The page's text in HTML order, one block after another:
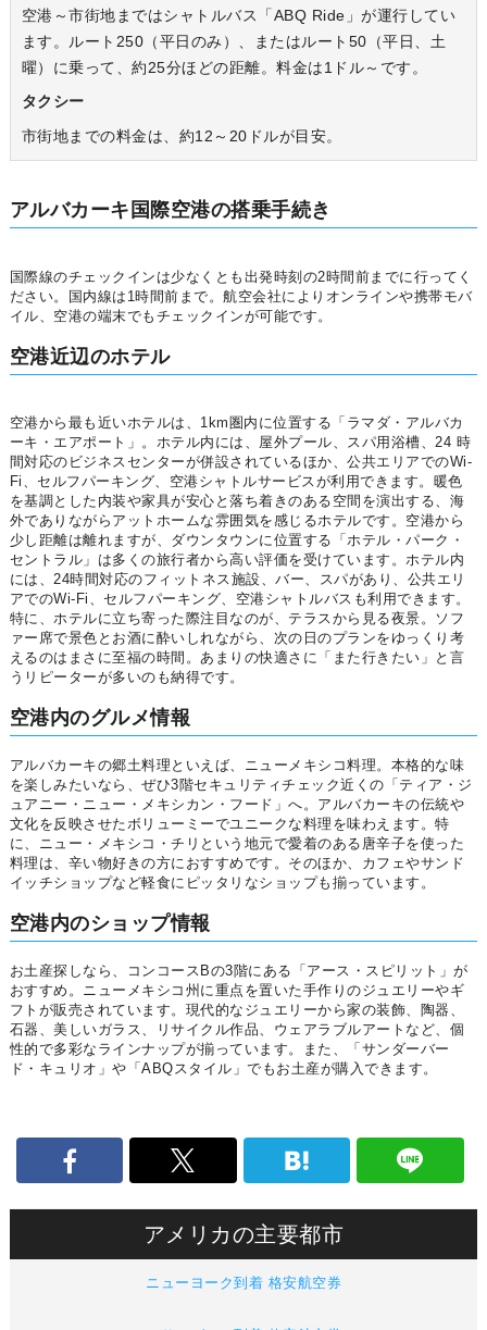
空港～市街地まではシャトルバス「ABQ Ride」が運行してい
ます。ルート250（平日のみ）、またはルート50（平日、土
曜）に乗って、約25分ほどの距離。料金は1ドル～です。
タクシー
市街地までの料金は、約12～20ドルが目安。
アルバカーキ国際空港の搭乗手続き
国際線のチェックインは少なくとも出発時刻の2時間前までに行ってく
ださい。国内線は1時間前まで。航空会社によりオンラインや携帯モバ
イル、空港の端末でもチェックインが可能です。
空港近辺のホテル
空港から最も近いホテルは、1km圏内に位置する「ラマダ・アルバカ
ーキ・エアポート」。ホテル内には、屋外プール、スパ用浴槽、24 時
間対応のビジネスセンターが併設されているほか、公共エリアでのWi-
Fi、セルフパーキング、空港シャトルサービスが利用できます。暖色
を基調とした内装や家具が安心と落ち着きのある空間を演出する、海
外でありながらアットホームな雰囲気を感じるホテルです。空港から
少し距離は離れますが、ダウンタウンに位置する「ホテル・パーク・
セントラル」は多くの旅行者から高い評価を受けています。ホテル内
には、24時間対応のフィットネス施設、バー、スパがあり、公共エリ
アでのWi-Fi、セルフパーキング、空港シャトルバスも利用できます。
特に、ホテルに立ち寄った際注目なのが、テラスから見る夜景。ソフ
ァー席で景色とお酒に酔いしれながら、次の日のプランをゆっくり考
えるのはまさに至福の時間。あまりの快適さに「また行きたい」と言
うリピーターが多いのも納得です。
空港内のグルメ情報
アルバカーキの郷土料理といえば、ニューメキシコ料理。本格的な味
を楽しみたいなら、ぜひ3階セキュリティチェック近くの「ティア・ジ
ュアニー・ニュー・メキシカン・フード」へ。アルバカーキの伝統や
文化を反映させたボリューミーでユニークな料理を味わえます。特
に、ニュー・メキシコ・チリという地元で愛着のある唐辛子を使った
料理は、辛い物好きの方におすすめです。そのほか、カフェやサンド
イッチショップなど軽食にピッタリなショップも揃っています。
空港内のショップ情報
お土産探しなら、コンコースBの3階にある「アース・スピリット」が
おすすめ。ニューメキシコ州に重点を置いた手作りのジュエリーやギ
フトが販売されています。現代的なジュエリーから家の装飾、陶器、
石器、美しいガラス、リサイクル作品、ウェアラブルアートなど、個
性的で多彩なラインナップが揃っています。また、「サンダーバー
ド・キュリオ」や「ABQスタイル」でもお土産が購入できます。
アメリカの主要都市
ニューヨーク到着 格安航空券